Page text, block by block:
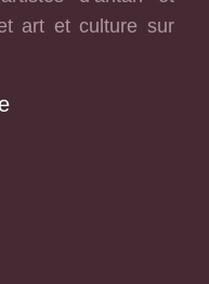
art et culture sur